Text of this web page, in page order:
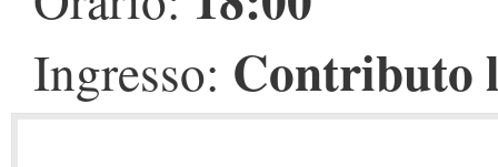
Ingresso: Contributo